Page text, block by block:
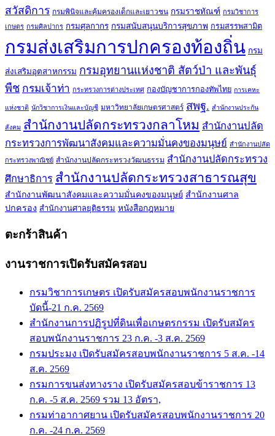
สวัสดิการ กรมพินิจและคุ้มครองเด็กและเยาวชน กรมราชทัณฑ์ กรมวิชาการ
เกษตร กรมศิลปากร กรมศุลกากร กรมสนับสนุนบริการสุขภาพ กรมสรรพสามิต
กรมส่งเสริมการปกครองท้องถิ่น กรม
ส่งเสริมอุตสาหกรรม กรมอุทยานแห่งชาติ สัตว์ป่า และพันธุ์
พืช กรมเจ้าท่า กระทรวงการต่างประเทศ กองบัญชาการกองทัพไทย การเคหะ
แห่งชาติ นักวิชาการเงินและบัญชี มหาวิทยาลัยเกษตรศาสตร์ สพฐ. สำนักงานประกัน
สังคม สำนักงานปลัดกระทรวงกลาโหม สำนักงานปลัด
กระทรวงการพัฒนาสังคมและความมั่นคงของมนุษย์ สำนักงานปลัด
กระทรวงพาณิชย์ สำนักงานปลัดกระทรวงวัฒนธรรม สำนักงานปลัดกระทรวง
ศึกษาธิการ สำนักงานปลัดกระทรวงสาธารณสุข
สำนักงานพัฒนาสังคมและความมั่นคงของมนุษย์ สำนักงานศาล
ปกครอง สำนักงานศาลยุติธรรม หนังสือกฎหมาย
ตะกร้าสินค้า
งานราชการเปิดรับสมัครสอบ
กรมวิชาการเกษตร เปิดรับสมัครสอบพนักงานราชการ
บัดนี้-21 ก.ค. 2569
สำนักงานการปฏิรูปที่ดินเพื่อเกษตรกรรม เปิดรับสมัคร
สอบพนักงานราชการ 23 ก.ค. -3 ส.ค. 2569
กรมประมง เปิดรับสมัครสอบพนักงานราชการ 5 ส.ค. -14
ส.ค. 2569
กรมการขนส่งทางราง เปิดรับสมัครสอบข้าราชการ 13
ก.ค. -5 ส.ค. 2569 รวม 13 อัตรา,
กรมท่าอากาศยาน เปิดรับสมัครสอบพนักงานราชการ 20
ก.ค. -24 ก.ค. 2569